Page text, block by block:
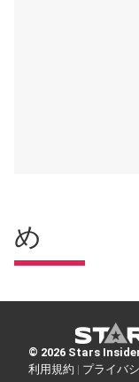
め
© 2026 Stars
利用規約 | プライバ